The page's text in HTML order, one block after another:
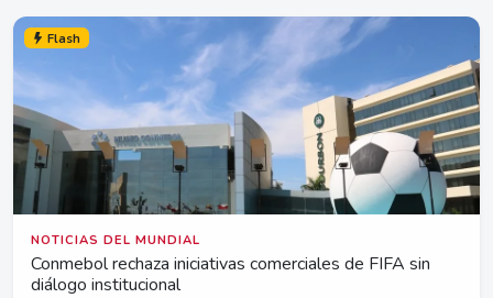
Flash
NOTICIAS DEL MUNDIAL
Conmebol rechaza iniciativas comerciales de FIFA sin
diálogo institucional